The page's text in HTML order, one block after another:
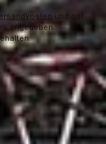
und ggf.
angegeben.